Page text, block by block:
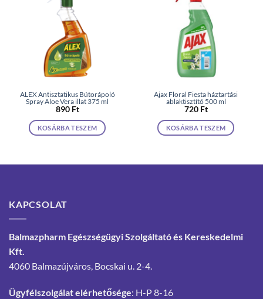
ALEX Antisztatikus Bútorápoló
Spray Aloe Vera illat 375 ml
890 Ft
KOSÁRBA TESZEM
Ajax Floral Fiesta háztartási
ablaktisztító 500 ml
720 Ft
KOSÁRBA TESZEM
KAPCSOLAT
Balmazpharm Egészségügyi Szolgáltató és Kereskedelmi
Kft.
4060 Balmazújváros, Bocskai u. 2-4.
Ügyfélszolgálat elérhetősége: H-P 8-16